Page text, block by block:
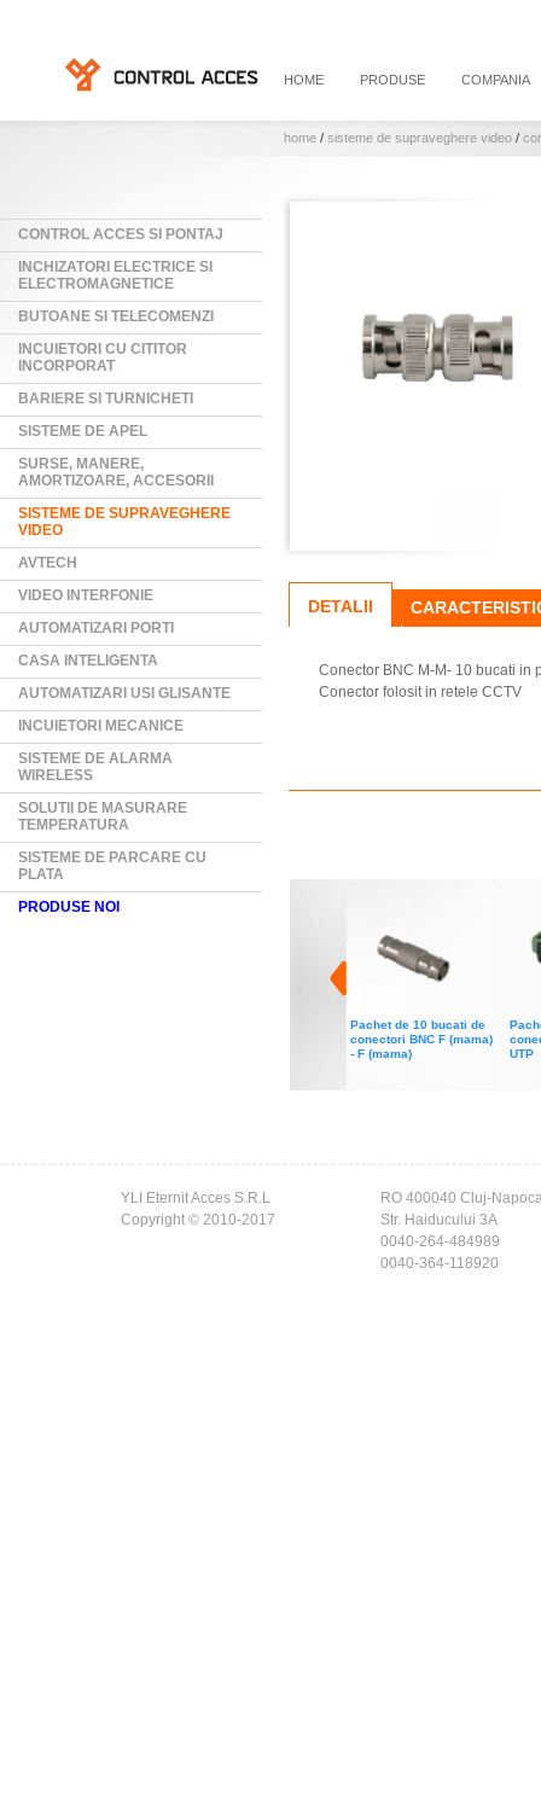
HOME PRODUSE COMPANIA
home / sisteme de supraveghere video /
CONTROL ACCES SI PONTAJ
INCHIZATORI ELECTRICE SI
ELECTROMAGNETICE
BUTOANE SI TELECOMENZI
INCUIETORI CU CITITOR
INCORPORAT
BARIERE SI TURNICHETI
SISTEME DE APEL
SURSE, MANERE,
AMORTIZOARE, ACCESORII
SISTEME DE SUPRAVEGHERE
VIDEO
AVTECH
VIDEO INTERFONIE
AUTOMATIZARI PORTI
CASA INTELIGENTA
AUTOMATIZARI USI GLISANTE
INCUIETORI MECANICE
SISTEME DE ALARMA
WIRELESS
SOLUTII DE MASURARE
TEMPERATURA
SISTEME DE PARCARE CU
PLATA
PRODUSE NOI
DETALII
Conector BNC M-M- 10 bucati in
Conector folosit in retele CCTV
Pachet de 10 bucati de
conectori BNC F (mama)
- F (mama)
UTP
YLI Eternit Acces S.R.L
Copyright © 2010-2017
RO 400040 Cluj-
Str. Haiducului 3A
0040-264-484989
0040-364-118920